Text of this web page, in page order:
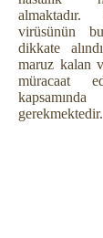
virüsünün
dikkate
maruz kalan
müracaat
gerekmektedir.